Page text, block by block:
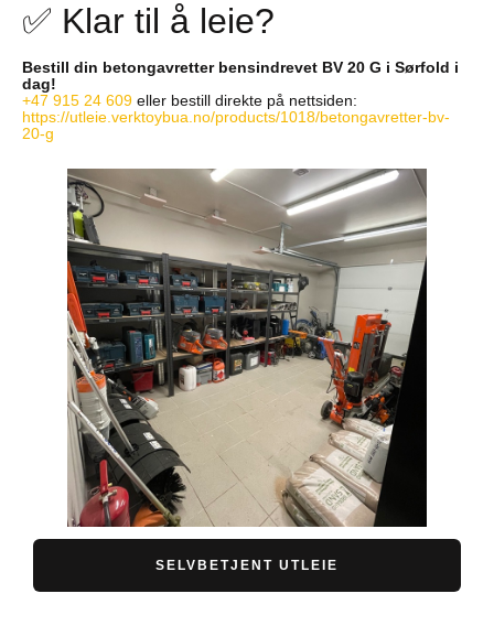
✅ Klar til å leie?
Bestill din betongavretter bensindrevet BV 20 G i Sørfold i
dag!
+47 915 24 609 eller bestill direkte på nettsiden:
https://utleie.verktoybua.no/products/1018/betongavretter-bv-
20-g
SELVBETJENT UTLEIE